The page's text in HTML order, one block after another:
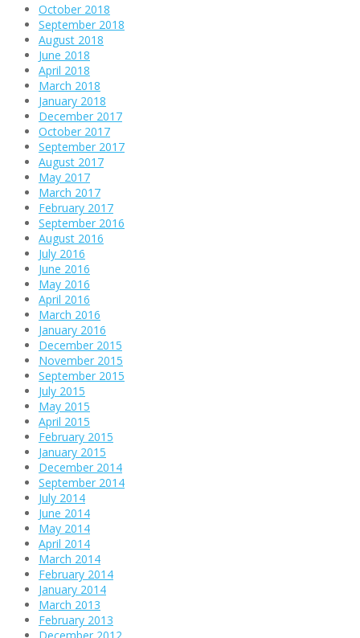
October 2018
September 2018
August 2018
June 2018
April 2018
March 2018
January 2018
December 2017
October 2017
September 2017
August 2017
May 2017
March 2017
February 2017
September 2016
August 2016
July 2016
June 2016
May 2016
April 2016
March 2016
January 2016
December 2015
November 2015
September 2015
July 2015
May 2015
April 2015
February 2015
January 2015
December 2014
September 2014
July 2014
June 2014
May 2014
April 2014
March 2014
February 2014
January 2014
March 2013
February 2013